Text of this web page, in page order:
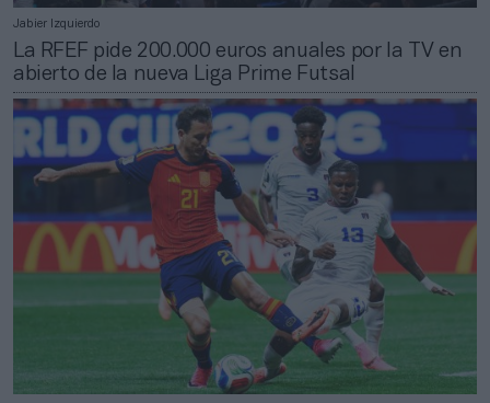
Jabier Izquierdo
La RFEF pide 200.000 euros anuales por la TV en
abierto de la nueva Liga Prime Futsal